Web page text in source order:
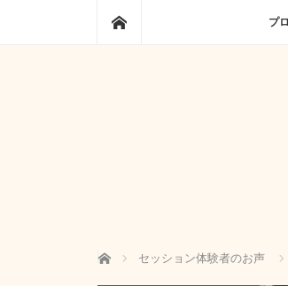
プ
ホーム セッション体験者のお声